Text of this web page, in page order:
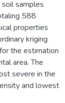
samples
588
properties
kriging
the estimation
area. The
severe in the
and lowest